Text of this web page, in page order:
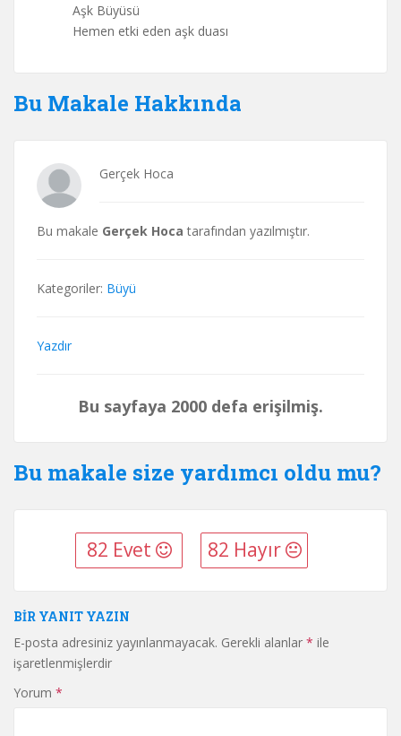
Aşk Büyüsü
Hemen etki eden aşk duası
Bu Makale Hakkında
Gerçek Hoca
Bu makale Gerçek Hoca tarafından yazılmıştır.
Kategoriler: Büyü
Yazdır
Bu sayfaya 2000 defa erişilmiş.
Bu makale size yardımcı oldu mu?
82 Evet 82 Hayır
BIR YANIT YAZIN
E-posta adresiniz yayınlanmayacak. Gerekli alanlar * ile
işaretlenmişlerdir
Yorum *